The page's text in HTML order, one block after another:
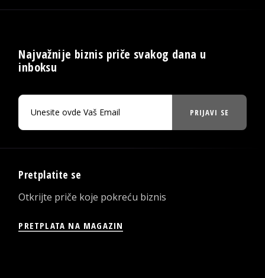
Najvažnije biznis priče svakog dana u
inboksu
PRIJAVI SE
Pretplatite se
Otkrijte priče koje pokreću biznis
PRETPLATA NA MAGAZIN